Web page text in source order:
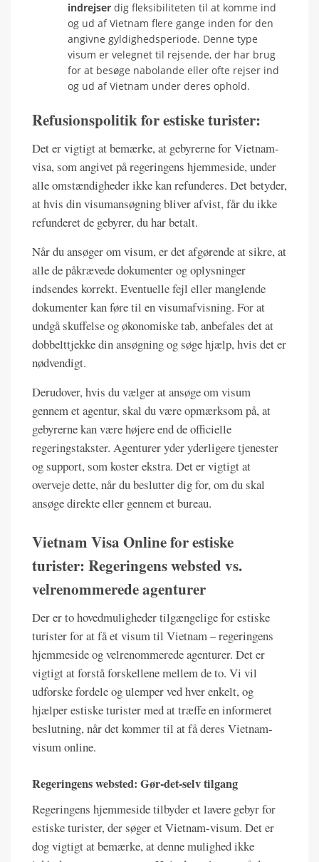
indrejser dig fleksibiliteten til at komme ind
og ud af Vietnam flere gange inden for den
angivne gyldighedsperiode. Denne type
visum er velegnet til rejsende, der har brug
for at besøge nabolande eller ofte rejser ind
og ud af Vietnam under deres ophold.
Refusionspolitik for estiske turister:
Det er vigtigt at bemærke, at gebyrerne for Vietnam-
visa, som angivet på regeringens hjemmeside, under
alle omstændigheder ikke kan refunderes. Det betyder,
at hvis din visumansøgning bliver afvist, får du ikke
refunderet de gebyrer, du har betalt.
Når du ansøger om visum, er det afgørende at sikre, at
alle de påkrævede dokumenter og oplysninger
indsendes korrekt. Eventuelle fejl eller manglende
dokumenter kan føre til en visumafvisning. For at
undgå skuffelse og økonomiske tab, anbefales det at
dobbelttjekke din ansøgning og søge hjælp, hvis det er
nødvendigt.
Derudover, hvis du vælger at ansøge om visum
gennem et agentur, skal du være opmærksom på, at
gebyrerne kan være højere end de officielle
regeringstakster. Agenturer yder yderligere tjenester
og support, som koster ekstra. Det er vigtigt at
overveje dette, når du beslutter dig for, om du skal
ansøge direkte eller gennem et bureau.
Vietnam Visa Online for estiske
turister: Regeringens websted vs.
velrenommerede agenturer
Der er to hovedmuligheder tilgængelige for estiske
turister for at få et visum til Vietnam – regeringens
hjemmeside og velrenommerede agenturer. Det er
vigtigt at forstå forskellene mellem de to. Vi vil
udforske fordele og ulemper ved hver enkelt, og
hjælper estiske turister med at træffe en informeret
beslutning, når det kommer til at få deres Vietnam-
visum online.
Regeringens websted: Gør-det-selv tilgang
Regeringens hjemmeside tilbyder et lavere gebyr for
estiske turister, der søger et Vietnam-visum. Det er
dog vigtigt at bemærke, at denne mulighed ikke